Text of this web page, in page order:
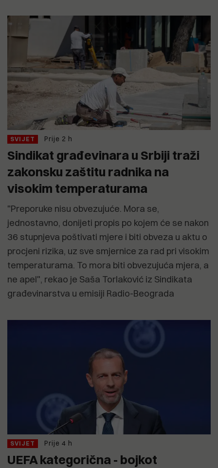
SVIJET Prije 2 h
Sindikat građevinara u Srbiji traži
zakonsku zaštitu radnika na
visokim temperaturama
"Preporuke nisu obvezujuće. Mora se,
jednostavno, donijeti propis po kojem će se nakon
36 stupnjeva poštivati mjere i biti obveza u aktu o
procjeni rizika, uz sve smjernice za rad pri visokim
temperaturama. To mora biti obvezujuća mjera, a
ne apel", rekao je Saša Torlaković iz Sindikata
građevinarstva u emisiji Radio-Beograda
SVIJET Prije 4 h
UEFA kategorična - bojkot